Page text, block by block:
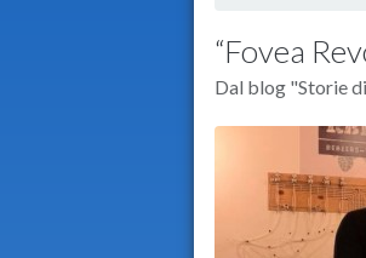
“Fovea
Dal blog "Storie